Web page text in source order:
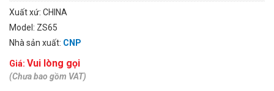
Xuất xứ: CHINA
Model: ZS65
Nhà sản xuất: CNP
Giá: Vui lòng gọi
(Chưa bao gồm VAT)